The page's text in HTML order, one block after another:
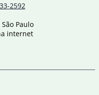
2592
Paulo
internet